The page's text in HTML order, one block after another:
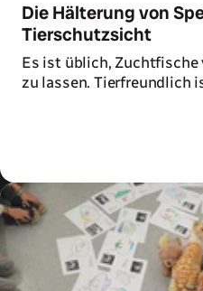
Die Hälterung von
Tierschutzsicht
Es ist üblich, Zuchtfische
zu lassen. Tierfreundlich